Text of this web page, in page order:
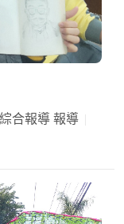
合報導 報導